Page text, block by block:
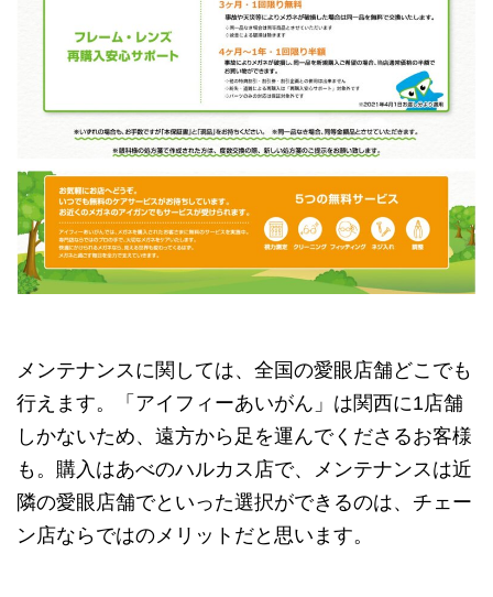
メンテナンスに関しては、全国の愛眼店舗どこでも
行えます。「アイフィーあいがん」は関西に1店舗
しかないため、遠方から足を運んでくださるお客様
も。購入はあべのハルカス店で、メンテナンスは近
隣の愛眼店舗でといった選択ができるのは、チェー
ン店ならではのメリットだと思います。